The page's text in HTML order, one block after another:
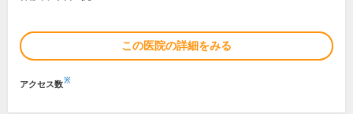
この医院の詳細をみる
アクセス数※